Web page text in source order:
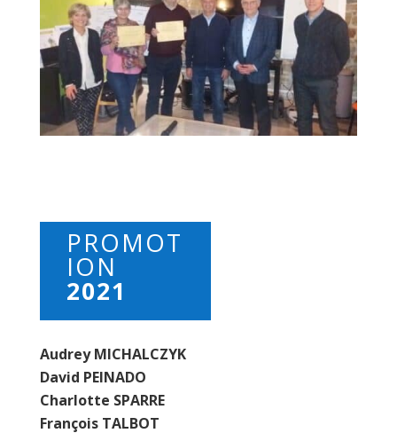
PROMOT
ION
2021
Audrey MICHALCZYK
David PEINADO
Charlotte SPARRE
François TALBOT